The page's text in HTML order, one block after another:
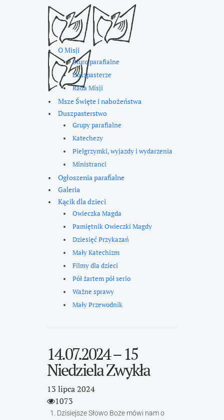
O Misji
Biuro parafialne
Duszpasterze
Rada Misji
Msze Święte i nabożeństwa
Duszpasterstwo
Grupy parafialne
Katechezy
Pielgrzymki, wyjazdy i wydarzenia
Ministranci
Ogłoszenia parafialne
Galeria
Kącik dla dzieci
Owieczka Magda
Pamiętnik Owieczki Magdy
Dziesięć Przykazań
Mały Katechizm
Filmy dla dzieci
Pół żartem pół serio
Ważne sprawy
Mały Przewodnik
14.07.2024 – 15
Niedziela Zwykła
13 lipca 2024
1073
Dzisiejsze Słowo Boże mówi nam o